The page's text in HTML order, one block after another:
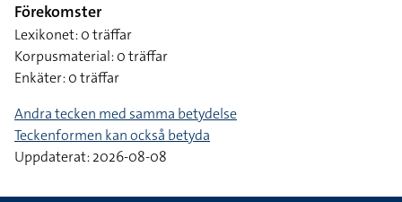
Förekomster
Lexikonet: 0 träffar
Korpusmaterial: 0 träffar
Enkäter: 0 träffar
Andra tecken med samma betydelse
Teckenformen kan också betyda
Uppdaterat: 2026-08-08